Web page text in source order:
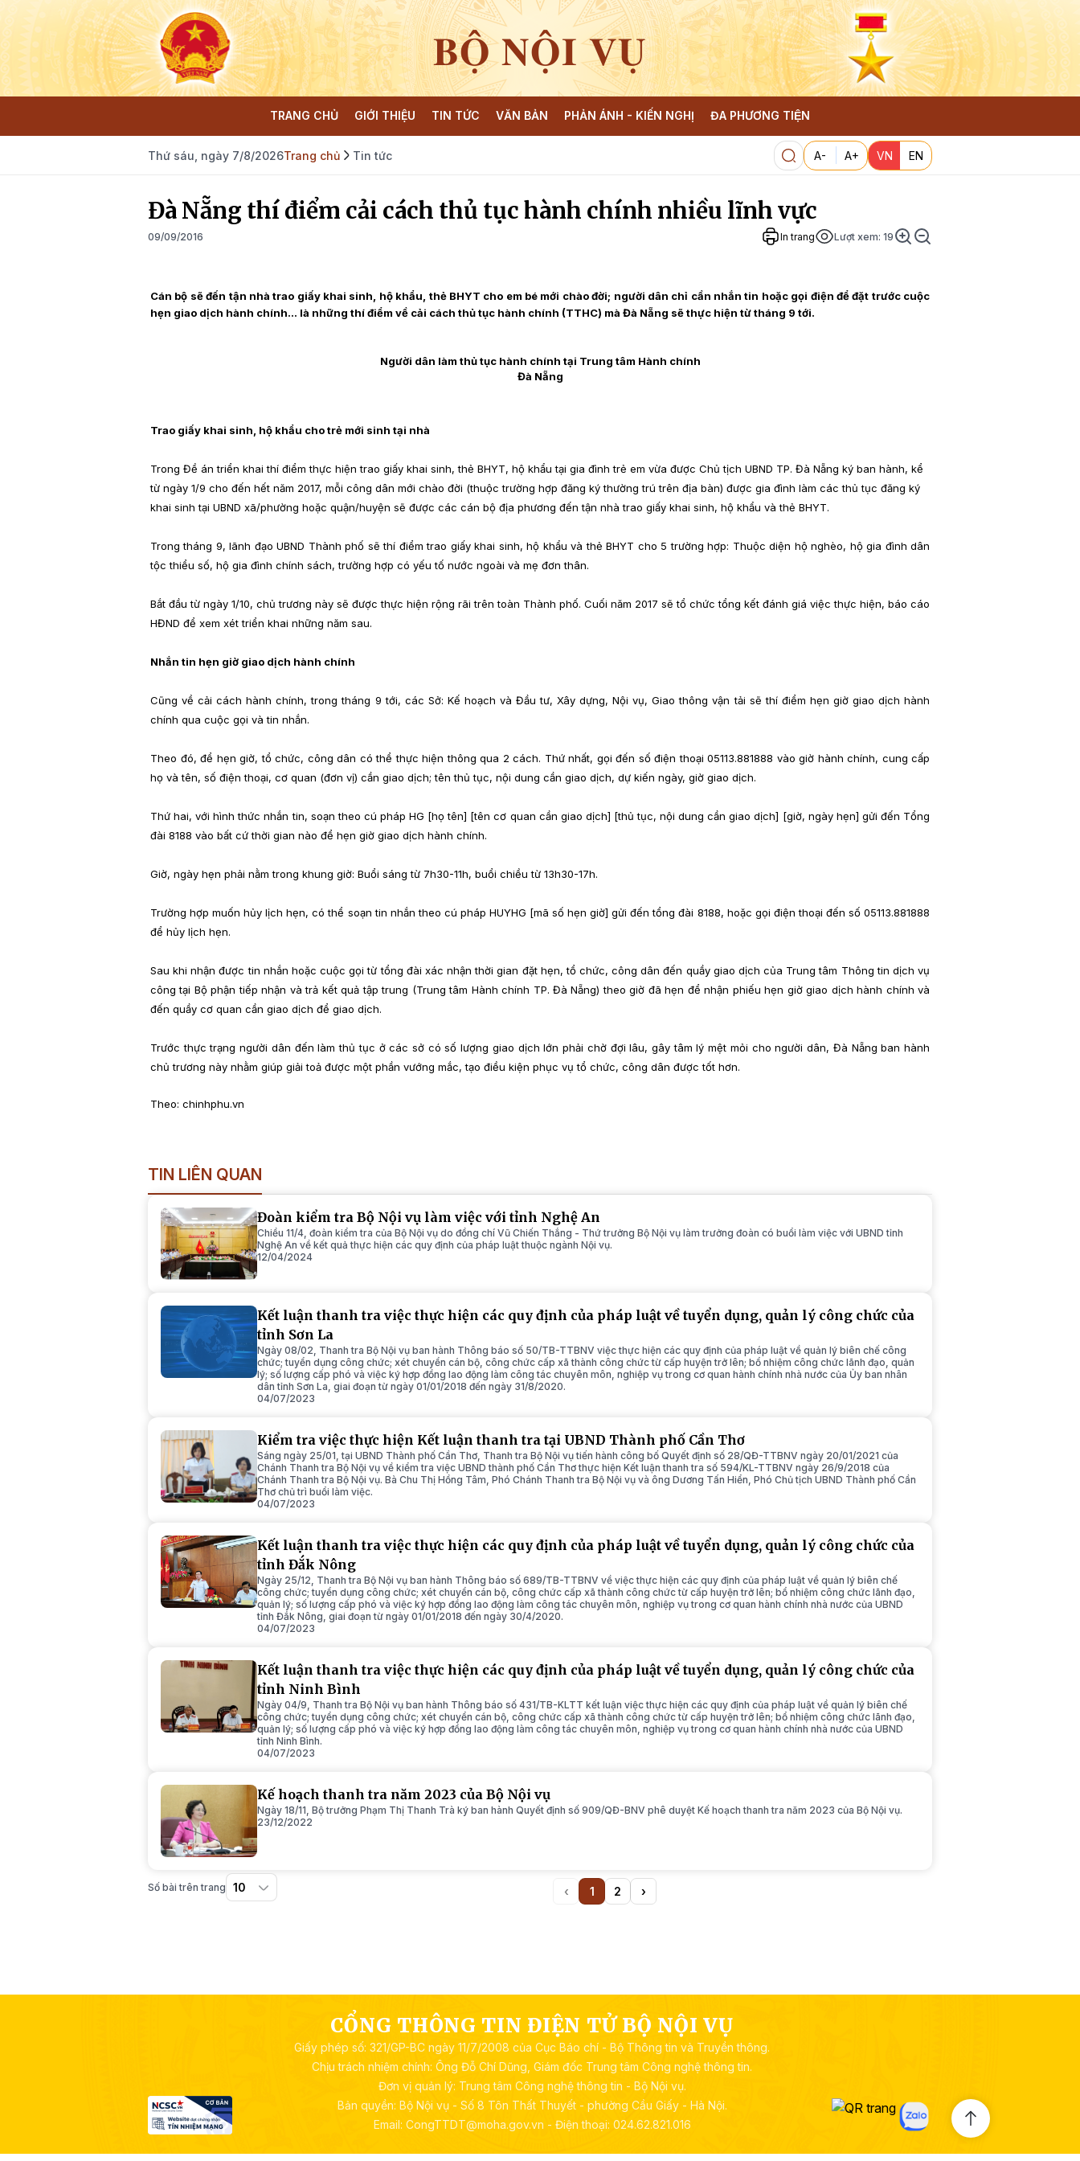
BỘ NỘI VỤ
TRANG CHỦ GIỚI THIỆU TIN TỨC VĂN BẢN PHẢN ÁNH - KIẾN NGHỊ ĐA PHƯƠNG TIỆN
Thứ sáu, ngày 7/8/2026Trang chủ Tin tức A- A+ VN EN
Đà Nẵng thí điểm cải cách thủ tục hành chính nhiều lĩnh vực
09/09/2016 In trang Lượt xem: 19
Cán bộ sẽ đến tận nhà trao giấy khai sinh, hộ khẩu, thẻ BHYT cho em bé mới chào đời; người dân chỉ cần nhắn tin hoặc gọi điện để đặt trước cuộc
hẹn giao dịch hành chính… là những thí điểm về cải cách thủ tục hành chính (TTHC) mà Đà Nẵng sẽ thực hiện từ tháng 9 tới.
Người dân làm thủ tục hành chính tại Trung tâm Hành chính
Đà Nẵng
Trao giấy khai sinh, hộ khẩu cho trẻ mới sinh tại nhà
Trong Đề án triển khai thí điểm thực hiện trao giấy khai sinh, thẻ BHYT, hộ khẩu tại gia đình trẻ em vừa được Chủ tịch UBND TP. Đà Nẵng ký ban hành, kể
từ ngày 1/9 cho đến hết năm 2017, mỗi công dân mới chào đời (thuộc trường hợp đăng ký thường trú trên địa bàn) được gia đình làm các thủ tục đăng ký
khai sinh tại UBND xã/phường hoặc quận/huyện sẽ được các cán bộ địa phương đến tận nhà trao giấy khai sinh, hộ khẩu và thẻ BHYT.
Trong tháng 9, lãnh đạo UBND Thành phố sẽ thí điểm trao giấy khai sinh, hộ khẩu và thẻ BHYT cho 5 trường hợp: Thuộc diện hộ nghèo, hộ gia đình dân
tộc thiểu số, hộ gia đình chính sách, trường hợp có yếu tố nước ngoài và mẹ đơn thân.
Bắt đầu từ ngày 1/10, chủ trương này sẽ được thực hiện rộng rãi trên toàn Thành phố. Cuối năm 2017 sẽ tổ chức tổng kết đánh giá việc thực hiện, báo cáo
HĐND để xem xét triển khai những năm sau.
Nhắn tin hẹn giờ giao dịch hành chính
Cũng về cải cách hành chính, trong tháng 9 tới, các Sở: Kế hoạch và Đầu tư, Xây dựng, Nội vụ, Giao thông vận tải sẽ thí điểm hẹn giờ giao dịch hành
chính qua cuộc gọi và tin nhắn.
Theo đó, để hẹn giờ, tổ chức, công dân có thể thực hiện thông qua 2 cách. Thứ nhất, gọi đến số điện thoại 05113.881888 vào giờ hành chính, cung cấp
họ và tên, số điện thoại, cơ quan (đơn vị) cần giao dịch; tên thủ tục, nội dung cần giao dịch, dự kiến ngày, giờ giao dịch.
Thứ hai, với hình thức nhắn tin, soạn theo cú pháp HG [họ tên] [tên cơ quan cần giao dịch] [thủ tục, nội dung cần giao dịch] [giờ, ngày hẹn] gửi đến Tổng
đài 8188 vào bất cứ thời gian nào để hẹn giờ giao dịch hành chính.
Giờ, ngày hẹn phải nằm trong khung giờ: Buổi sáng từ 7h30-11h, buổi chiều từ 13h30-17h.
Trường hợp muốn hủy lịch hẹn, có thể soạn tin nhắn theo cú pháp HUYHG [mã số hẹn giờ] gửi đến tổng đài 8188, hoặc gọi điện thoại đến số 05113.881888
để hủy lịch hẹn.
Sau khi nhận được tin nhắn hoặc cuộc gọi từ tổng đài xác nhận thời gian đặt hẹn, tổ chức, công dân đến quầy giao dịch của Trung tâm Thông tin dịch vụ
công tại Bộ phận tiếp nhận và trả kết quả tập trung (Trung tâm Hành chính TP. Đà Nẵng) theo giờ đã hẹn để nhận phiếu hẹn giờ giao dịch hành chính và
đến quầy cơ quan cần giao dịch để giao dịch.
Trước thực trạng người dân đến làm thủ tục ở các sở có số lượng giao dịch lớn phải chờ đợi lâu, gây tâm lý mệt mỏi cho người dân, Đà Nẵng ban hành
chủ trương này nhằm giúp giải toả được một phần vướng mắc, tạo điều kiện phục vụ tổ chức, công dân được tốt hơn.
Theo: chinhphu.vn
TIN LIÊN QUAN
Đoàn kiểm tra Bộ Nội vụ làm việc với tỉnh Nghệ An
Chiều 11/4, đoàn kiểm tra của Bộ Nội vụ do đồng chí Vũ Chiến Thắng - Thứ trưởng Bộ Nội vụ làm trưởng đoàn có buổi làm việc với UBND tỉnh
Nghệ An về kết quả thực hiện các quy định của pháp luật thuộc ngành Nội vụ.
12/04/2024
Kết luận thanh tra việc thực hiện các quy định của pháp luật về tuyển dụng, quản lý công chức của
tỉnh Sơn La
Ngày 08/02, Thanh tra Bộ Nội vụ ban hành Thông báo số 50/TB-TTBNV việc thực hiện các quy định của pháp luật về quản lý biên chế công
chức; tuyển dụng công chức; xét chuyển cán bộ, công chức cấp xã thành công chức từ cấp huyện trở lên; bổ nhiệm công chức lãnh đạo, quản
lý; số lượng cấp phó và việc ký hợp đồng lao động làm công tác chuyên môn, nghiệp vụ trong cơ quan hành chính nhà nước của Ủy ban nhân
dân tỉnh Sơn La, giai đoạn từ ngày 01/01/2018 đến ngày 31/8/2020.
04/07/2023
Kiểm tra việc thực hiện Kết luận thanh tra tại UBND Thành phố Cần Thơ
Sáng ngày 25/01, tại UBND Thành phố Cần Thơ, Thanh tra Bộ Nội vụ tiến hành công bố Quyết định số 28/QĐ-TTBNV ngày 20/01/2021 của
Chánh Thanh tra Bộ Nội vụ về kiểm tra việc UBND thành phố Cần Thơ thực hiện Kết luận thanh tra số 594/KL-TTBNV ngày 26/9/2018 của
Chánh Thanh tra Bộ Nội vụ. Bà Chu Thị Hồng Tâm, Phó Chánh Thanh tra Bộ Nội vụ và ông Dương Tấn Hiển, Phó Chủ tịch UBND Thành phố Cần
Thơ chủ trì buổi làm việc.
04/07/2023
Kết luận thanh tra việc thực hiện các quy định của pháp luật về tuyển dụng, quản lý công chức của
tỉnh Đắk Nông
Ngày 25/12, Thanh tra Bộ Nội vụ ban hành Thông báo số 689/TB-TTBNV về việc thực hiện các quy định của pháp luật về quản lý biên chế
công chức; tuyển dụng công chức; xét chuyển cán bộ, công chức cấp xã thành công chức từ cấp huyện trở lên; bổ nhiệm công chức lãnh đạo,
quản lý; số lượng cấp phó và việc ký hợp đồng lao động làm công tác chuyên môn, nghiệp vụ trong cơ quan hành chính nhà nước của UBND
tỉnh Đắk Nông, giai đoạn từ ngày 01/01/2018 đến ngày 30/4/2020.
04/07/2023
Kết luận thanh tra việc thực hiện các quy định của pháp luật về tuyển dụng, quản lý công chức của
tỉnh Ninh Bình
Ngày 04/9, Thanh tra Bộ Nội vụ ban hành Thông báo số 431/TB-KLTT kết luận việc thực hiện các quy định của pháp luật về quản lý biên chế
công chức; tuyển dụng công chức; xét chuyển cán bộ, công chức cấp xã thành công chức từ cấp huyện trở lên; bổ nhiệm công chức lãnh đạo,
quản lý; số lượng cấp phó và việc ký hợp đồng lao động làm công tác chuyên môn, nghiệp vụ trong cơ quan hành chính nhà nước của UBND
tỉnh Ninh Bình.
04/07/2023
Kế hoạch thanh tra năm 2023 của Bộ Nội vụ
Ngày 18/11, Bộ trưởng Phạm Thị Thanh Trà ký ban hành Quyết định số 909/QĐ-BNV phê duyệt Kế hoạch thanh tra năm 2023 của Bộ Nội vụ.
23/12/2022
Số bài trên trang ‹Previous
1(current)
2 ›Next
CỔNG THÔNG TIN ĐIỆN TỬ BỘ NỘI VỤ
Giấy phép số: 321/GP-BC ngày 11/7/2008 của Cục Báo chí - Bộ Thông tin và Truyền thông.
Chịu trách nhiệm chính: Ông Đỗ Chí Dũng, Giám đốc Trung tâm Công nghệ thông tin.
Đơn vị quản lý: Trung tâm Công nghệ thông tin - Bộ Nội vụ.
Bản quyền: Bộ Nội vụ - Số 8 Tôn Thất Thuyết - phường Cầu Giấy - Hà Nội.
Email: CongTTDT@moha.gov.vn - Điện thoại: 024.62.821.016